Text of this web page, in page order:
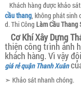
Khách hàng được khảo
cầu thang, không phát sinh
d. Thi Công Làm Cầu Thang
Cơ Khí Xây Dựng
thiện công trình ảnh
khách hàng. Vì vậy
giá rẻ quận Thanh Xuân
➣ Khảo sát nhanh chóng.